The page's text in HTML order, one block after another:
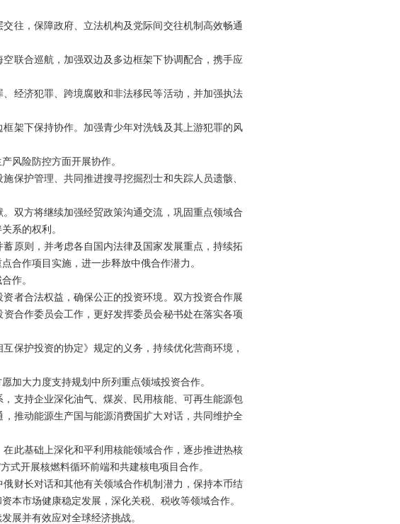
往，保障政府、立法机构及党际间交往机制高效畅通
联合巡航，加强双边及多边框架下协调配合，携手应
经济犯罪、跨境腐败和非法移民等活动，并加强执法
架下保持协作。加强青少年对洗钱及其上游犯罪的风
风险防控方面开展协作。
保护管理、共同推进搜寻挖掘烈士和失踪人员遗骸、
双方将继续加强经贸政策沟通交流，巩固重点领域合
系的权利。
原则，并考虑各自国内法律及国家发展重点，持续拓
合作项目实施，进一步释放中俄合作潜力。
作。
者合法权益，确保公正的投资环境。双方投资合作展
合作委员会工作，更好发挥委员会秘书处在落实各项
保护投资的协定》规定的义务，持续优化营商环境，
加大力度支持规划中所列重点领域投资合作。
支持企业深化油气、煤炭、民用核能、可再生能源包
推动能源生产国与能源消费国扩大对话，共同维护全
此基础上深化和平利用核能领域合作，逐步推进热核
式开展核燃料循环前端和共建核电项目合作。
财长对话和其他有关领域合作机制潜力，保持本币结
本市场健康稳定发展，深化关税、税收等领域合作。
展并有效应对全球经济挑战。